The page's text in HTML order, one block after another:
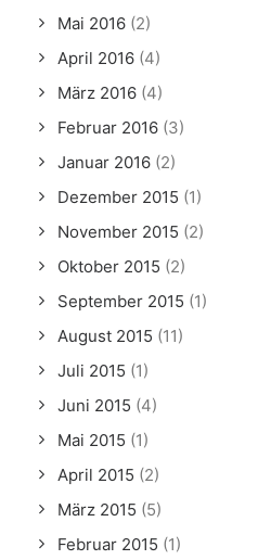
Mai 2016 (2)
April 2016 (4)
März 2016 (4)
Februar 2016 (3)
Januar 2016 (2)
Dezember 2015 (1)
November 2015 (2)
Oktober 2015 (2)
September 2015 (1)
August 2015 (11)
Juli 2015 (1)
Juni 2015 (4)
Mai 2015 (1)
April 2015 (2)
März 2015 (5)
Februar 2015 (1)